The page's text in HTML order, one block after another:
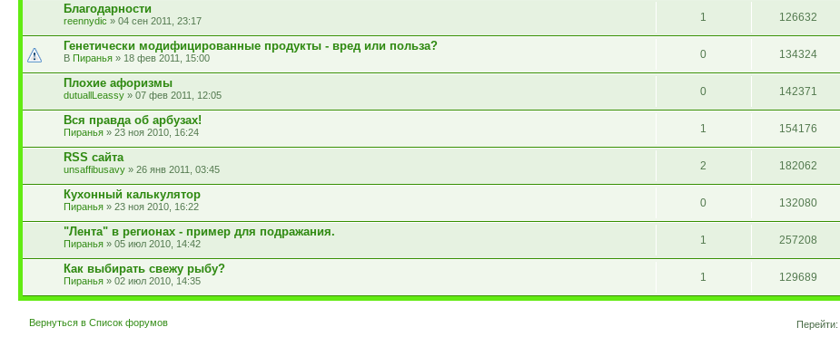
Благодарности
reennydic » 04 сен 2011, 23:17 1 126632
Генетически модифицированные продукты - вред или польза?
Пиранья » 18 фев 2011, 15:00 0 134324
Плохие афоризмы
dutuallLeassy » 07 фев 2011, 12:05 0 142371
Вся правда об арбузах!
Пиранья » 23 ноя 2010, 16:24 1 154176
RSS сайта
unsaffibusavy » 26 янв 2011, 03:45 2 182062
Кухонный калькулятор
Пиранья » 23 ноя 2010, 16:22 0 132080
"Лента" в регионах - пример для подражания.
Пиранья » 05 июл 2010, 14:42 1 257208
Как выбирать свежу рыбу?
Пиранья » 02 июл 2010, 14:35 1 129689
Вернуться в Список форумов Перейти: